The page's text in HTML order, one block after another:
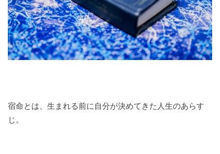
宿命とは、生まれる前に自分が決めてきた人生のあらす
じ。